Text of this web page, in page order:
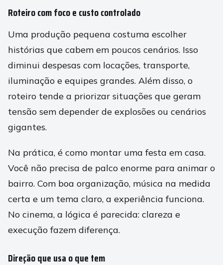
Roteiro com foco e custo controlado
Uma produção pequena costuma escolher
histórias que cabem em poucos cenários. Isso
diminui despesas com locações, transporte,
iluminação e equipes grandes. Além disso, o
roteiro tende a priorizar situações que geram
tensão sem depender de explosões ou cenários
gigantes.
Na prática, é como montar uma festa em casa.
Você não precisa de palco enorme para animar o
bairro. Com boa organização, música na medida
certa e um tema claro, a experiência funciona.
No cinema, a lógica é parecida: clareza e
execução fazem diferença.
Direção que usa o que tem